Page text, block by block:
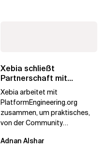
Xebia schließt
Partnerschaft mit
PlatformEngineering.org
Xebia arbeitet mit
PlatformEngineering.org
zusammen, um praktisches,
von der Community
Engineering voranzutreiben,
Adnan Alshar